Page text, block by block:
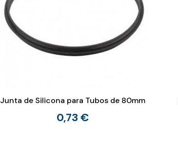
Junta de Silicona para Tubos de 80mm
0,73 €